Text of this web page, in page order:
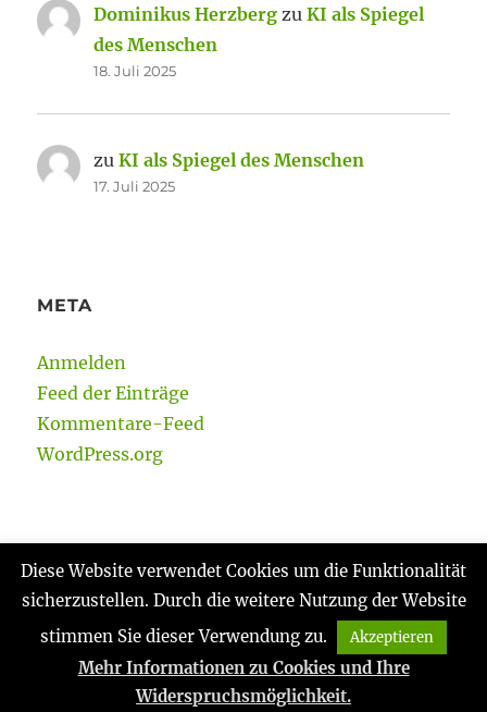
Dominikus Herzberg zuKI als Spiegel
des Menschen
18. Juli 2025
zuKI als Spiegel des Menschen
17. Juli 2025
META
Anmelden
Feed der Einträge
Kommentare-Feed
WordPress.org
Gabi Reinmann Datenschutzerklärung
Stolz
präsentiert von WordPress
Diese Website verwendet Cookies um die Funktionalität
sicherzustellen. Durch die weitere Nutzung der Website
stimmen Sie dieser Verwendung zu.
Akzeptieren
Mehr Informationen zu Cookies und Ihre
Widerspruchsmöglichkeit.